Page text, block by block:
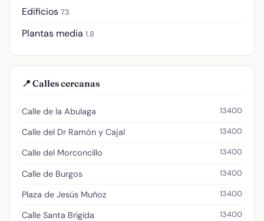
Edificios 73
Plantas media 1.8
📍 Calles cercanas
Calle de la Abulaga 13400
Calle del Dr Ramón y Cajal 13400
Calle del Morconcillo 13400
Calle de Burgos 13400
Plaza de Jesús Muñoz 13400
Calle Santa Brigida 13400